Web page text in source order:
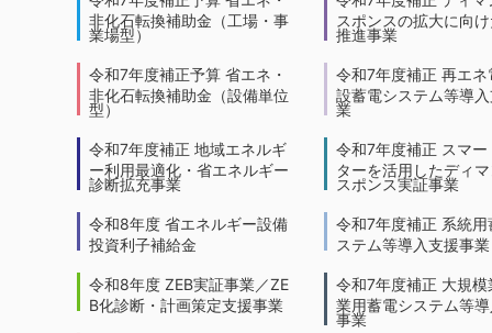
非化石転換補助金（工場・事
業場型）
令和7年度補正予算 省エネ・
非化石転換補助金（設備単位
型）
令和7年度補正 地域エネルギ
ー利用最適化・省エネルギー
診断拡充事業
令和8年度 省エネルギー設備
投資利子補給金
令和8年度 ZEB実証事業／ZE
B化診断・計画策定支援事業
スポンスの拡大に向
推進事業
令和7年度補正 再エネ
設蓄電システム等導
業
令和7年度補正 スマー
ターを活用したディ
スポンス実証事業
令和7年度補正 系統用
ステム等導入支援事業
令和7年度補正 大規模
業用蓄電システム等
事業